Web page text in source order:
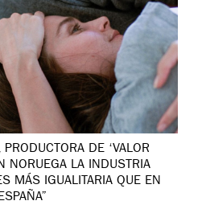
DE ‘VALOR
NORUEGA LA INDUSTRIA
MÁS IGUALITARIA QUE EN